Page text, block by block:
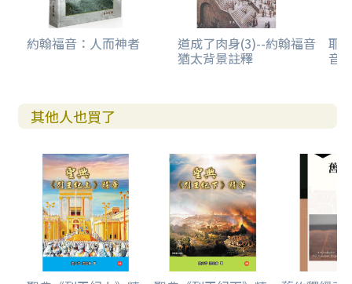
約翰福音：人而神者 道成了肉身(3)--約翰福音
猶太背景註釋
耶
音
其他人也買了